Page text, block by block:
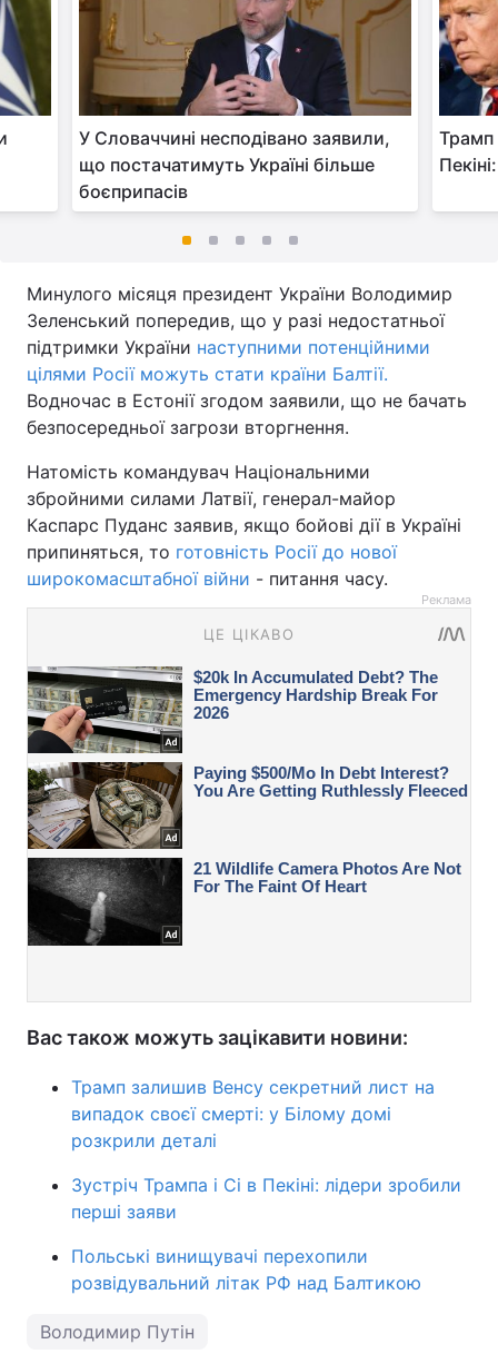
У Словаччині несподівано заявили,
що постачатимуть Україні більше
боєприпасів
Трамп
Минулого місяця президент України Володимир
Зеленський попередив, що у разі недостатньої
підтримки України наступними потенційними
цілями Росії можуть стати країни Балтії.
Водночас в Естонії згодом заявили, що не бачать
безпосередньої загрози вторгнення.
Натомість командувач Національними
збройними силами Латвії, генерал-майор
Каспарс Пуданс заявив, якщо бойові дії в Україні
припиняться, то готовність Росії до нової
широкомасштабної війни - питання часу.
Реклама
Вас також можуть зацікавити новини:
Трамп залишив Венсу секретний лист на
випадок своєї смерті: у Білому домі
розкрили деталі
Зустріч Трампа і Сі в Пекіні: лідери зробили
перші заяви
Польські винищувачі перехопили
розвідувальний літак РФ над Балтикою
Володимир Путін